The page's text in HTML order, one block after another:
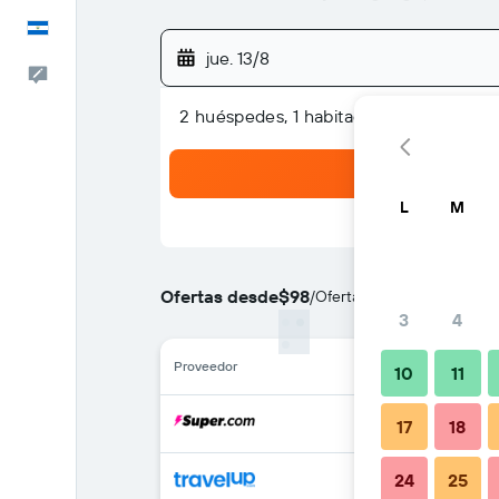
Comentarios
jue. 13/8
2 huéspedes, 1 habitación
Ofertas desde$98/Oferta más barata de
Proveedor
L M
3 4
10 11
17 18
24 25